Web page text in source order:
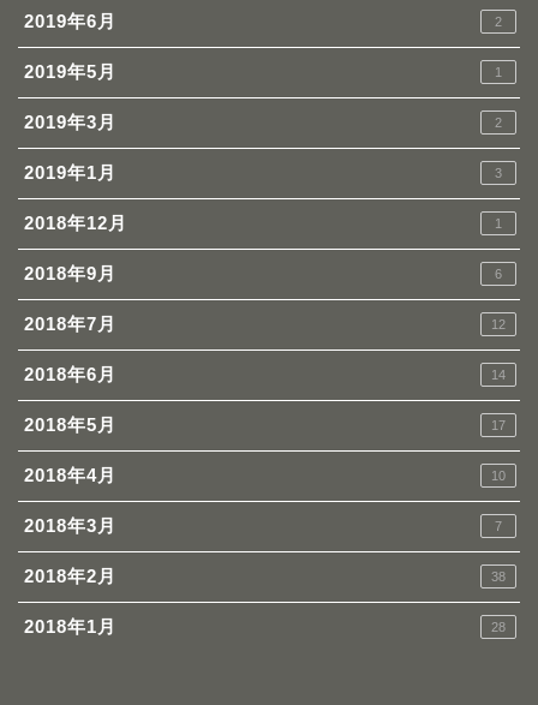
2019年6月 2
2019年5月 1
2019年3月 2
2019年1月 3
2018年12月 1
2018年9月 6
2018年7月 12
2018年6月 14
2018年5月 17
2018年4月 10
2018年3月 7
2018年2月 38
2018年1月 28